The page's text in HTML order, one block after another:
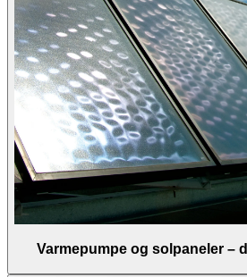
Varmepumpe og solpaneler –